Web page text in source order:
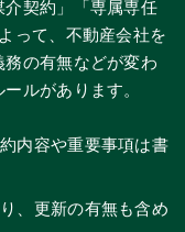
契約」「専属専任
って、不動産会社を
の有無などが変わ
ルがあります。
内容や重要事項は書
、更新の有無も含め